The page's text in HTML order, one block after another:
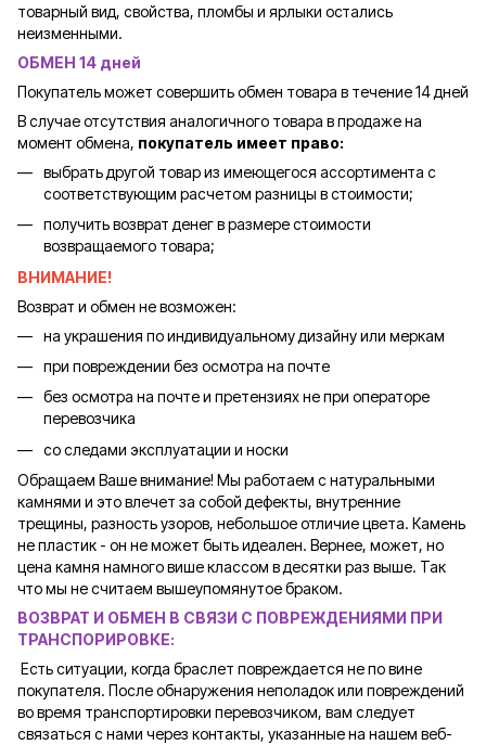
товарный вид, свойства, пломбы и ярлыки остались
неизменными.
ОБМЕН 14 дней
Покупатель может совершить обмен товара в течение 14 дней
В случае отсутствия аналогичного товара в продаже на
момент обмена, покупатель имеет право:
выбрать другой товар из имеющегося ассортимента с
соответствующим расчетом разницы в стоимости;
получить возврат денег в размере стоимости
возвращаемого товара;
ВНИМАНИЕ!
Возврат и обмен не возможен:
на украшения по индивидуальному дизайну или меркам
при повреждении без осмотра на почте
без осмотра на почте и претензиях не при операторе
перевозчика
со следами эксплуатации и носки
Обращаем Ваше внимание! Мы работаем с натуральными
камнями и это влечет за собой дефекты, внутренние
трещины, разность узоров, небольшое отличие цвета. Камень
не пластик - он не может быть идеален. Вернее, может, но
цена камня намного више классом в десятки раз выше. Так
что мы не считаем вышеупомянутое браком.
ВОЗВРАТ И ОБМЕН В СВЯЗИ С ПОВРЕЖДЕНИЯМИ ПРИ
ТРАНСПОРИРОВКЕ:
Есть ситуации, когда браслет повреждается не по вине
покупателя. После обнаружения неполадок или повреждений
во время транспортировки перевозчиком, вам следует
связаться с нами через контакты, указанные на нашем веб-